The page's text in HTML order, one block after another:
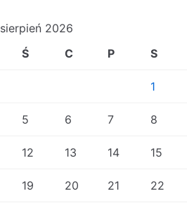
sierpień 2026
Ś C P S
1
5 6 7 8
12 13 14 15
19 20 21 22